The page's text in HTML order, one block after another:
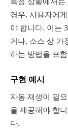
경우, 사용자에
야 합니다. 이는
거나, 소스 상 가
하는 방법을 포
구현 예시
자동 재생이 필
을 제공해야 합
다.